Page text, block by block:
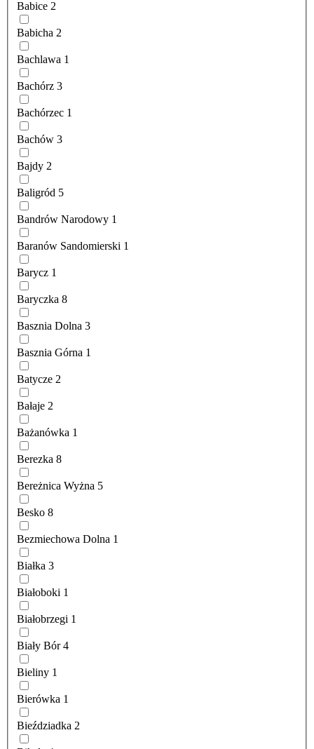
Babice 2
Babicha 2
Bachlawa 1
Bachórz 3
Bachórzec 1
Bachów 3
Bajdy 2
Baligród 5
Bandrów Narodowy 1
Baranów Sandomierski 1
Barycz 1
Baryczka 8
Basznia Dolna 3
Basznia Górna 1
Batycze 2
Bałaje 2
Bażanówka 1
Berezka 8
Bereżnica Wyżna 5
Besko 8
Bezmiechowa Dolna 1
Białka 3
Białoboki 1
Białobrzegi 1
Biały Bór 4
Bieliny 1
Bierówka 1
Bieździadka 2